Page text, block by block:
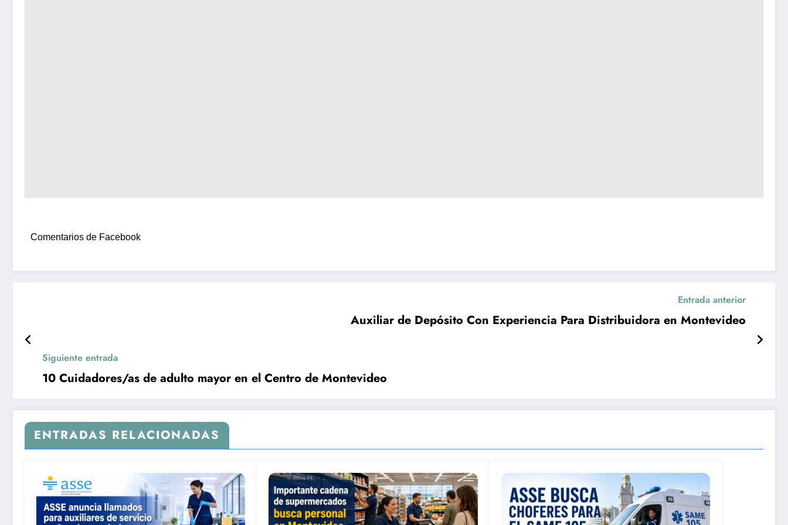
Comentarios de Facebook
Entrada anterior
Auxiliar de Depósito Con Experiencia Para Distribuidora en Montevideo
Siguiente entrada
10 Cuidadores/as de adulto mayor en el Centro de Montevideo
ENTRADAS RELACIONADAS